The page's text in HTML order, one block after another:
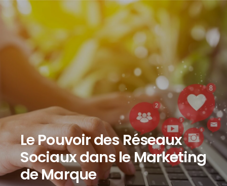
Le Pouvoir des Réseaux
Sociaux dans le Marketing
de Marque